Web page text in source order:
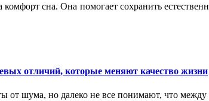
сна. Она помогает сохранить
отличий, которые меняют качество жизни
шума, но далеко не все понимают, что